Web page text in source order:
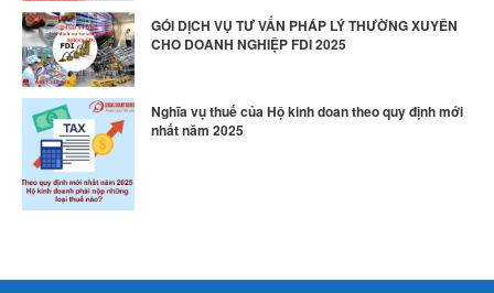
GÓI DỊCH VỤ TƯ VẤN PHÁP LÝ THƯỜNG XUYÊN
CHO DOANH NGHIỆP FDI 2025
Nghĩa vụ thuế của Hộ kinh doan theo quy định mới
nhất năm 2025